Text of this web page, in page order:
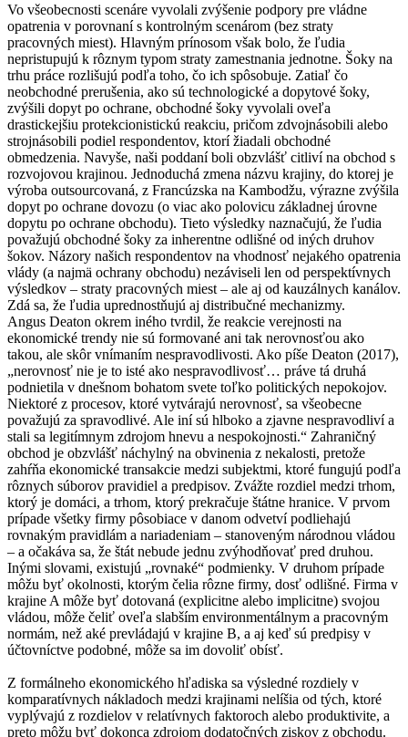
Vo všeobecnosti scenáre vyvolali zvýšenie podpory pre vládne
opatrenia v porovnaní s kontrolným scenárom (bez straty
pracovných miest). Hlavným prínosom však bolo, že ľudia
nepristupujú k rôznym typom straty zamestnania jednotne. Šoky na
trhu práce rozlišujú podľa toho, čo ich spôsobuje. Zatiaľ čo
neobchodné prerušenia, ako sú technologické a dopytové šoky,
zvýšili dopyt po ochrane, obchodné šoky vyvolali oveľa
drastickejšiu protekcionistickú reakciu, pričom zdvojnásobili alebo
strojnásobili podiel respondentov, ktorí žiadali obchodné
obmedzenia. Navyše, naši poddaní boli obzvlášť citliví na obchod s
rozvojovou krajinou. Jednoduchá zmena názvu krajiny, do ktorej je
výroba outsourcovaná, z Francúzska na Kambodžu, výrazne zvýšila
dopyt po ochrane dovozu (o viac ako polovicu základnej úrovne
dopytu po ochrane obchodu). Tieto výsledky naznačujú, že ľudia
považujú obchodné šoky za inherentne odlišné od iných druhov
šokov. Názory našich respondentov na vhodnosť nejakého opatrenia
vlády (a najmä ochrany obchodu) nezáviseli len od perspektívnych
výsledkov – straty pracovných miest – ale aj od kauzálnych kanálov.
Zdá sa, že ľudia uprednostňujú aj distribučné mechanizmy.
Angus Deaton okrem iného tvrdil, že reakcie verejnosti na
ekonomické trendy nie sú formované ani tak nerovnosťou ako
takou, ale skôr vnímaním nespravodlivosti. Ako píše Deaton (2017),
„nerovnosť nie je to isté ako nespravodlivosť… práve tá druhá
podnietila v dnešnom bohatom svete toľko politických nepokojov.
Niektoré z procesov, ktoré vytvárajú nerovnosť, sa všeobecne
považujú za spravodlivé. Ale iní sú hlboko a zjavne nespravodliví a
stali sa legitímnym zdrojom hnevu a nespokojnosti.“ Zahraničný
obchod je obzvlášť náchylný na obvinenia z nekalosti, pretože
zahŕňa ekonomické transakcie medzi subjektmi, ktoré fungujú podľa
rôznych súborov pravidiel a predpisov. Zvážte rozdiel medzi trhom,
ktorý je domáci, a trhom, ktorý prekračuje štátne hranice. V prvom
prípade všetky firmy pôsobiace v danom odvetví podliehajú
rovnakým pravidlám a nariadeniam – stanoveným národnou vládou
– a očakáva sa, že štát nebude jednu zvýhodňovať pred druhou.
Inými slovami, existujú „rovnaké“ podmienky. V druhom prípade
môžu byť okolnosti, ktorým čelia rôzne firmy, dosť odlišné. Firma v
krajine A môže byť dotovaná (explicitne alebo implicitne) svojou
vládou, môže čeliť oveľa slabším environmentálnym a pracovným
normám, než aké prevládajú v krajine B, a aj keď sú predpisy v
účtovníctve podobné, môže sa im dovoliť obísť.
Z formálneho ekonomického hľadiska sa výsledné rozdiely v
komparatívnych nákladoch medzi krajinami nelíšia od tých, ktoré
vyplývajú z rozdielov v relatívnych faktoroch alebo produktivite, a
preto môžu byť dokonca zdrojom dodatočných ziskov z obchodu.